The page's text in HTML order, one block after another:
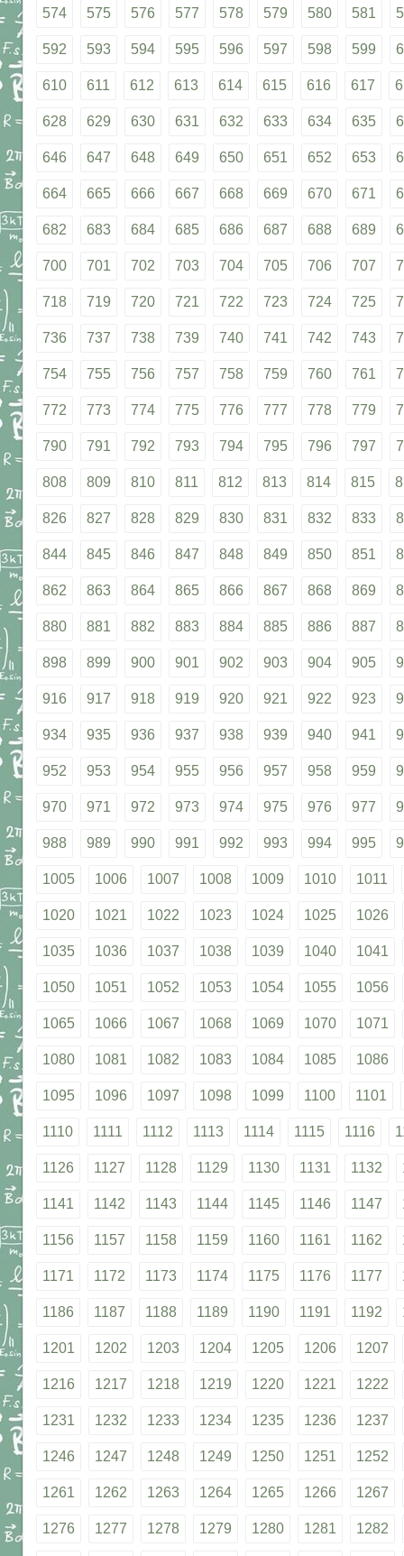
574 575 576 577 578 579 580 581
592 593 594 595 596 597 598 599
610 611 612 613 614 615 616 617
628 629 630 631 632 633 634 635
646 647 648 649 650 651 652 653
664 665 666 667 668 669 670 671
682 683 684 685 686 687 688 689
700 701 702 703 704 705 706 707
718 719 720 721 722 723 724 725
736 737 738 739 740 741 742 743
754 755 756 757 758 759 760 761
772 773 774 775 776 777 778 779
790 791 792 793 794 795 796 797
808 809 810 811 812 813 814 815
826 827 828 829 830 831 832 833
844 845 846 847 848 849 850 851
862 863 864 865 866 867 868 869
880 881 882 883 884 885 886 887
898 899 900 901 902 903 904 905
916 917 918 919 920 921 922 923
934 935 936 937 938 939 940 941
952 953 954 955 956 957 958 959
970 971 972 973 974 975 976 977
988 989 990 991 992 993 994 995
1005 1006 1007 1008 1009 1010 1011
1020 1021 1022 1023 1024 1025 1026
1035 1036 1037 1038 1039 1040 1041
1050 1051 1052 1053 1054 1055 1056
1065 1066 1067 1068 1069 1070 1071
1080 1081 1082 1083 1084 1085 1086
1095 1096 1097 1098 1099 1100 1101
1110 1111 1112 1113 1114 1115 1116
1126 1127 1128 1129 1130 1131 1132
1141 1142 1143 1144 1145 1146 1147
1156 1157 1158 1159 1160 1161 1162
1171 1172 1173 1174 1175 1176 1177
1186 1187 1188 1189 1190 1191 1192
1201 1202 1203 1204 1205 1206 1207
1216 1217 1218 1219 1220 1221 1222
1231 1232 1233 1234 1235 1236 1237
1246 1247 1248 1249 1250 1251 1252
1261 1262 1263 1264 1265 1266 1267
1276 1277 1278 1279 1280 1281 1282